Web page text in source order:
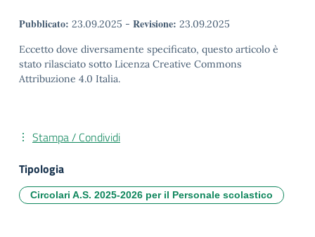
Pubblicato: 23.09.2025 - Revisione: 23.09.2025
Eccetto dove diversamente specificato, questo articolo è
stato rilasciato sotto Licenza Creative Commons
Attribuzione 4.0 Italia.
Stampa / Condividi
Tipologia
Circolari A.S. 2025-2026 per il Personale scolastico